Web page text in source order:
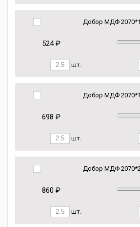
Добор МДФ
524 ₽
шт.
Добор МДФ
698 ₽
шт.
Добор МДФ
860 ₽
шт.